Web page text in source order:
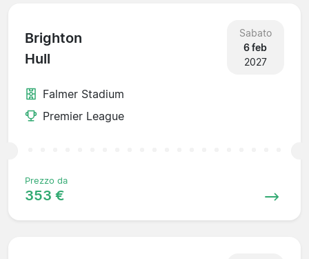
Brighton
Hull
Sabato
6 feb
2027
Falmer Stadium
Premier League
Prezzo da
353 €